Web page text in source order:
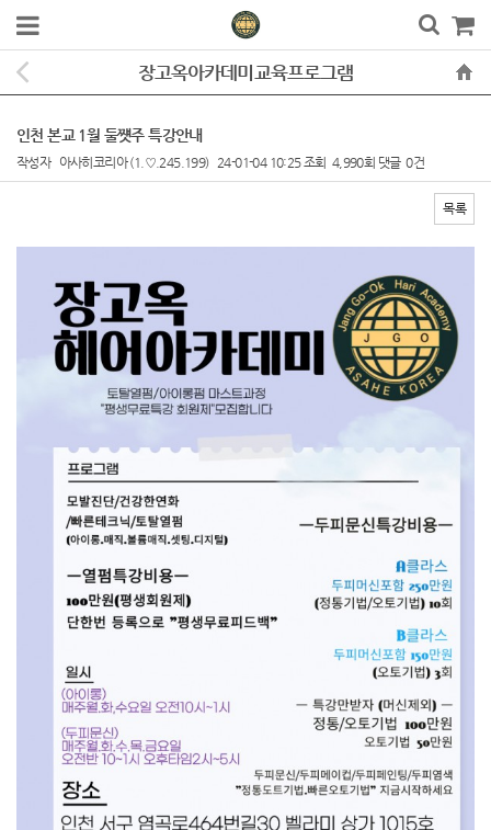
장고옥아카데미교육프로그램
인천 본교 1월 둘쩃주 특강안내
작성자 아사히코리아(1.♡.245.199) 24-01-04 10:25조회 4,990회 댓글 0건
목록